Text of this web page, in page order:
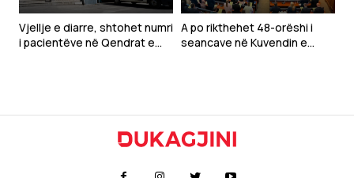
Vjellje e diarre, shtohet numri
i pacientëve në Qendrat e
A po rikthehet 48-orëshi i
seancave në Kuvendin e